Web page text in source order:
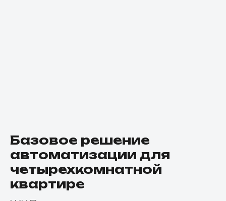
Базовое решение
автоматизации для
четырехкомнатной
квартире